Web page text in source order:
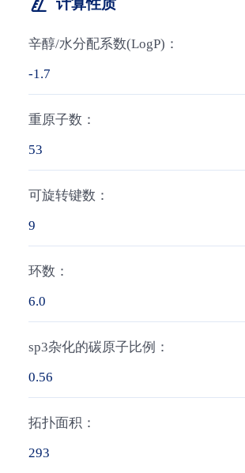
计算性质
辛醇/水分配系数(LogP)：
-1.7
重原子数：
53
可旋转键数：
9
环数：
6.0
sp3杂化的碳原子比例：
0.56
拓扑面积：
293